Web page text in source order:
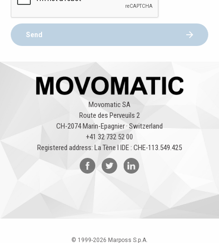
Send
Movomatic SA
Route des Perveuils 2
CH-2074 Marin-Epagnier · Switzerland
+41 32 732 52 00
Registered address: La Tène l IDE : CHE-113.549.425
© 1999-2026 Marposs S.p.A.